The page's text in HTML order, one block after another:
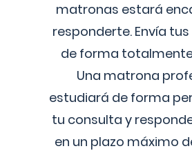
matronas estará
responderte. Envía
de forma
Una matrona
estudiará de forma
tu consulta y
en un plazo máximo